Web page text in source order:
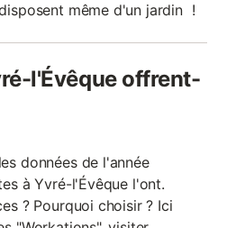
même d'un jardin !
l'Évêque offrent-
données de l'année
à Yvré-l'Évêque l'ont.
? Pourquoi choisir ? Ici